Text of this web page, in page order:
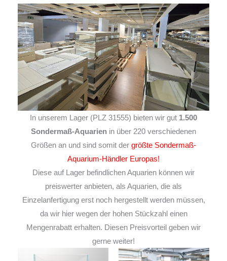
In unserem Lager (PLZ 31555) bieten wir gut 1.500
Sondermaß-Aquarien in über 220 verschiedenen
Größen an und sind somit der größte Sondermaß-
Aquarium-Händler Europas!
Diese auf Lager befindlichen Aquarien können wir
preiswerter anbieten, als Aquarien, die als
Einzelanfertigung erst noch hergestellt werden müssen,
da wir hier wegen der hohen Stückzahl einen
Mengenrabatt erhalten. Diesen Preisvorteil geben wir
gerne weiter!